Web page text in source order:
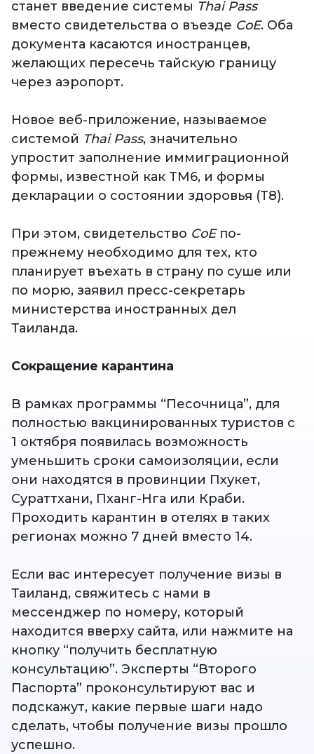
станет введение системы Thai Pass
вместо свидетельства о въезде CoE. Оба
документа касаются иностранцев,
желающих пересечь тайскую границу
через аэропорт.
Новое веб-приложение, называемое
системой Thai Pass, значительно
упростит заполнение иммиграционной
формы, известной как TM6, и формы
декларации о состоянии здоровья (T8).
При этом, свидетельство CoEпо-
прежнему необходимо для тех, кто
планирует въехать в страну по суше или
по морю, заявил пресс-секретарь
министерства иностранных дел
Таиланда.
Сокращение карантина
В рамках программы “Песочница”, для
полностью вакцинированных туристов с
1 октября появилась возможность
уменьшить сроки самоизоляции, если
они находятся в провинции Пхукет,
Сураттхани, Пханг-Нга или Краби.
Проходить карантин в отелях в таких
регионах можно 7 дней вместо 14.
Если вас интересует получение визы в
Таиланд, свяжитесь с нами в
мессенджер по номеру, который
находится вверху сайта, или нажмите на
кнопку “получить бесплатную
консультацию”. Эксперты “Второго
Паспорта” проконсультируют вас и
подскажут, какие первые шаги надо
сделать, чтобы получение визы прошло
успешно.